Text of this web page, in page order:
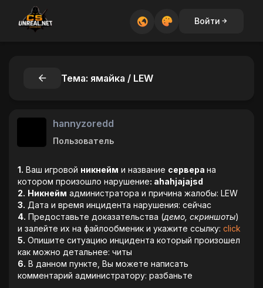
Войти
Тема: ямайка / LEW
hannyzoredd
Пользователь
1. Ваш игровой никнейм и название сервера на
котором произошло нарушение: ahahjajajsd
2. Никнейм администратора и причина жалобы: LEW
3. Дата и время инцидента нарушения: сейчас
4. Предоставьте доказательства (демо, скриншоты)
и залейте их на файлообменик и укажите ссылку: click
5. Опишите ситуацию инцидента который произошел
как можно детальнее: читы
6. В данном пункте, Вы можете написать
комментарий администратору: разбаньте